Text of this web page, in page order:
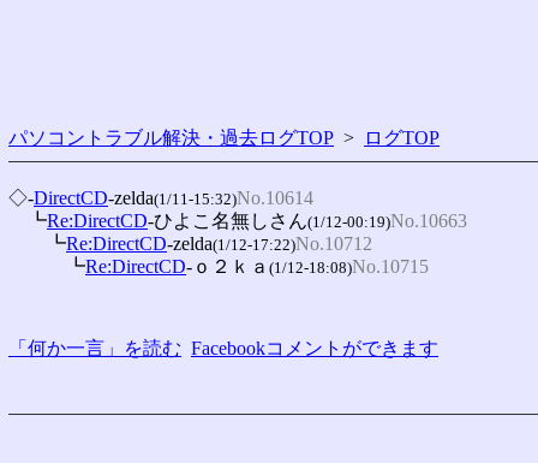
パソコントラブル解決・過去ログTOP > ログTOP
◇-DirectCD-zelda(1/11-15:32)No.10614
┗Re:DirectCD-ひよこ名無しさん(1/12-00:19)No.10663
┗Re:DirectCD-zelda(1/12-17:22)No.10712
┗Re:DirectCD-ｏ２ｋａ (1/12-18:08)No.10715
「何か一言」を読む Facebookコメントができます